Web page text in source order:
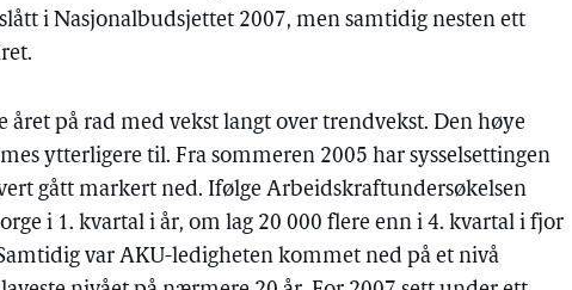
i Nasjonalbudsjettet 2007, men samtidig nesten ett
på rad med vekst langt over trendvekst. Den høye
ytterligere til. Fra sommeren 2005 har sysselsettingen
gått markert ned. Ifølge Arbeidskraftundersøkelsen
i 1. kvartal i år, om lag 20 000 flere enn i 4. kvartal i fjor
var AKU-ledigheten kommet ned på et nivå